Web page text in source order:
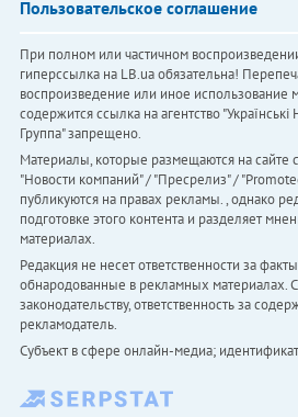
Пользовательское соглашение
При полном или частичном
гиперссылка на LB.ua обязательна!
воспроизведение или иное использование
содержится ссылка на агентство
Группа" запрещено.
Материалы, которые размещаются на сайте
"Новости компаний" / "Пресрелиз" /
публикуются на правах рекламы. , однако
подготовке этого контента и разделяет
материалах.
Редакция не несет ответственности за
обнародованные в рекламных материалах.
законодательству, ответственность за
рекламодатель.
Субъект в сфере онлайн-медиа;